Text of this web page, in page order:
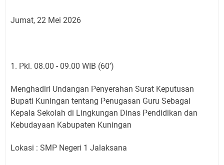
Jumat, 22 Mei 2026
1. ⁠Pkl. 08.00 - 09.00 WIB (60’)
Menghadiri Undangan Penyerahan Surat Keputusan
Bupati Kuningan tentang Penugasan Guru Sebagai
Kepala Sekolah di Lingkungan Dinas Pendidikan dan
Kebudayaan Kabupaten Kuningan
Lokasi : SMP Negeri 1 Jalaksana